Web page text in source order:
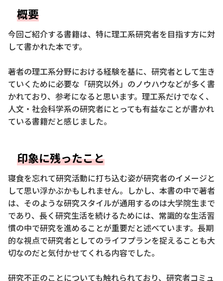
概要
今回ご紹介する書籍は、特に理工系研究者を目指す方に対
して書かれた本です。
著者の理工系分野における経験を基に、研究者として生き
ていくために必要な「研究以外」のノウハウなどが多く書
かれており、参考になると思います。理工系だけでなく、
人文・社会科学系の研究者にとっても有益なことが書かれ
ている書籍だと感じました。
印象に残ったこと
寝食を忘れて研究活動に打ち込む姿が研究者のイメージと
して思い浮かぶかもしれません。しかし、本書の中で著者
は、そのような研究スタイルが通用するのは大学院生まで
であり、長く研究生活を続けるためには、常識的な生活習
慣の中で研究を進めることが重要だと述べています。長期
的な視点で研究者としてのライフプランを捉えることも大
切なのだと気付かせてくれる内容でした。
研究不正のことについても触れられており、研究者コミュ